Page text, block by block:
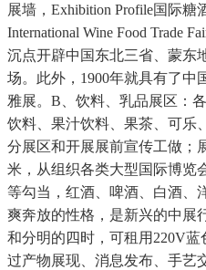
展墙，Exhibition Profile国际糖
International Wine Food Trade
沉点开辟中国东北三省、蒙东
场。此外，1900年就具有了中
雅展。B、饮料、乳品展区：
饮料、果汁饮料、果茶、可乐
分展区和开展展前宣传工做；
米，从组织各类大型国际博览
等勾当，红酒、啤酒、白酒、
爽奔放的性格，是新兴的中展
和分明的四时，可租用220V
过产物展现、消息发布、手艺